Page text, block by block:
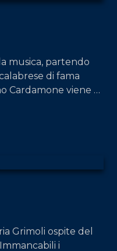
musica, partendo
di fama
Cardamone viene a
Eleonora Anania,
Grimoli ospite del
i